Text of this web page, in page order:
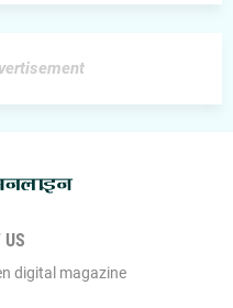
US
digital magazine